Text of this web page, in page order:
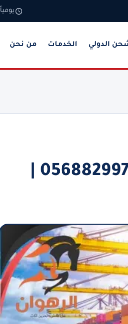
يومياً 7 صباحاً – 11 مساءً · والطلب أونلاين 24 ساعة
الدولي الخدمات من نحن